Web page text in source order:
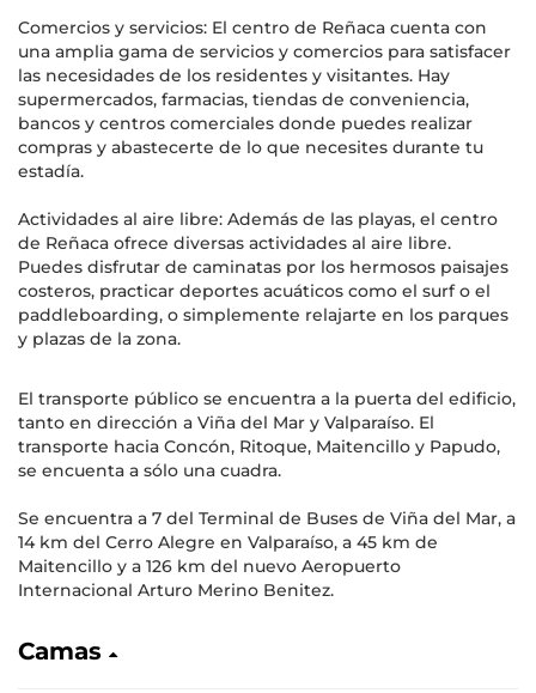
Comercios y servicios: El centro de Reñaca cuenta con
una amplia gama de servicios y comercios para satisfacer
las necesidades de los residentes y visitantes. Hay
supermercados, farmacias, tiendas de conveniencia,
bancos y centros comerciales donde puedes realizar
compras y abastecerte de lo que necesites durante tu
estadía.
Actividades al aire libre: Además de las playas, el centro
de Reñaca ofrece diversas actividades al aire libre.
Puedes disfrutar de caminatas por los hermosos paisajes
costeros, practicar deportes acuáticos como el surf o el
paddleboarding, o simplemente relajarte en los parques
y plazas de la zona.
El transporte público se encuentra a la puerta del edificio,
tanto en dirección a Viña del Mar y Valparaíso. El
transporte hacia Concón, Ritoque, Maitencillo y Papudo,
se encuenta a sólo una cuadra.
Se encuentra a 7 del Terminal de Buses de Viña del Mar, a
14 km del Cerro Alegre en Valparaíso, a 45 km de
Maitencillo y a 126 km del nuevo Aeropuerto
Internacional Arturo Merino Benitez.
Camas